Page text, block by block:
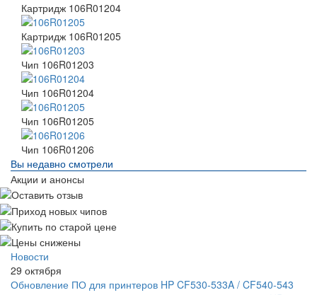
Картридж 106R01204
Картридж 106R01205
Чип 106R01203
Чип 106R01204
Чип 106R01205
Чип 106R01206
Вы недавно смотрели
Акции и анонсы
Новости
29 октября
Обновление ПО для принтеров HP CF530-533A / CF540-543